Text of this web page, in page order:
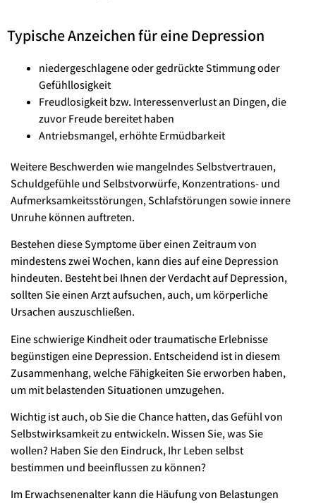
Typische Anzeichen für eine Depression
niedergeschlagene oder gedrückte Stimmung oder
Gefühllosigkeit
Freudlosigkeit bzw. Interessenverlust an Dingen, die
zuvor Freude bereitet haben
Antriebsmangel, erhöhte Ermüdbarkeit
Weitere Beschwerden wie mangelndes Selbstvertrauen,
Schuldgefühle und Selbstvorwürfe, Konzentrations- und
Aufmerksamkeitsstörungen, Schlafstörungen sowie innere
Unruhe können auftreten.
Bestehen diese Symptome über einen Zeitraum von
mindestens zwei Wochen, kann dies auf eine Depression
hindeuten. Besteht bei Ihnen der Verdacht auf Depression,
sollten Sie einen Arzt aufsuchen, auch, um körperliche
Ursachen auszuschließen.
Eine schwierige Kindheit oder traumatische Erlebnisse
begünstigen eine Depression. Entscheidend ist in diesem
Zusammenhang, welche Fähigkeiten Sie erworben haben,
um mit belastenden Situationen umzugehen.
Wichtig ist auch, ob Sie die Chance hatten, das Gefühl von
Selbstwirksamkeit zu entwickeln. Wissen Sie, was Sie
wollen? Haben Sie den Eindruck, Ihr Leben selbst
bestimmen und beeinflussen zu können?
Im Erwachsenenalter kann die Häufung von Belastungen